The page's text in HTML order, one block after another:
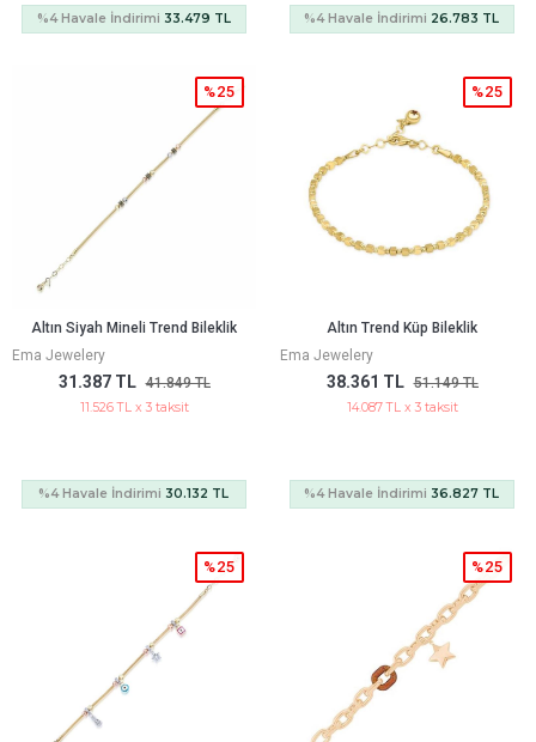
%4 Havale İndirimi 33.479 TL %4 Havale İndirimi 26.783 TL
Altın Siyah Mineli Trend Bileklik
Ema Jewelery
31.387 TL 41.849 TL
%25
11.526 TL x 3 taksit
%4 Havale İndirimi 30.132 TL
Altın Trend Küp Bileklik
Ema Jewelery
38.361 TL 51.149 TL
%25
14.087 TL x 3 taksit
%4 Havale İndirimi 36.827 TL
%25 %25